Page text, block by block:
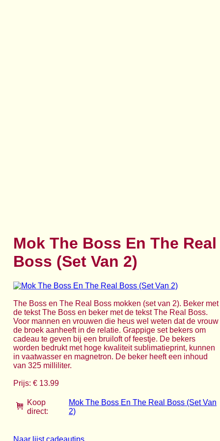
Mok The Boss En The Real
Boss (Set Van 2)
The Boss en The Real Boss mokken (set van 2). Beker met
de tekst The Boss en beker met de tekst The Real Boss.
Voor mannen en vrouwen die heus wel weten dat de vrouw
de broek aanheeft in de relatie. Grappige set bekers om
cadeau te geven bij een bruiloft of feestje. De bekers
worden bedrukt met hoge kwaliteit sublimatieprint, kunnen
in vaatwasser en magnetron. De beker heeft een inhoud
van 325 milliliter.
Prijs: € 13.99
Koop
direct:
Mok The Boss En The Real Boss (Set Van
2)
Naar lijst cadeautips